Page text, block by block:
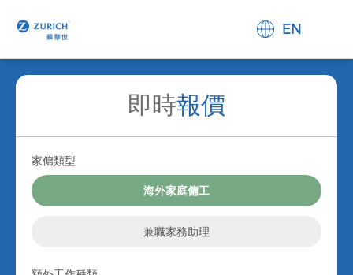
EN
即時報價
家傭類型
海外家庭傭工
兼職家務助理